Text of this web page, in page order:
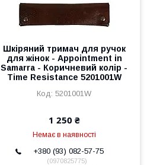
Шкіряний тримач для ручок
для жінок - Appointment in
Samarra - Коричневий колір -
Time Resistance 5201001W
5201001W
1 250 ₴
Немає в наявності
+380 (93) 082-57-75
0970825775